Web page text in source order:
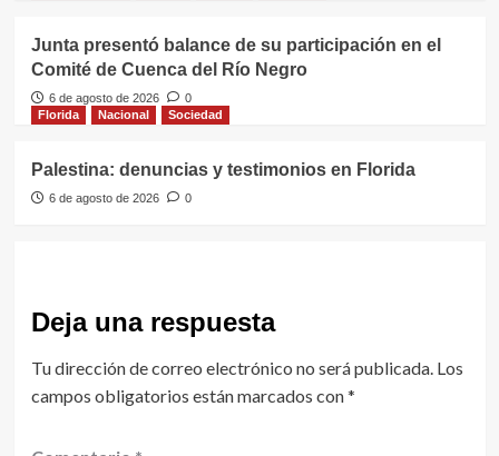
Junta presentó balance de su participación en el
Comité de Cuenca del Río Negro
6 de agosto de 2026
0
Florida
Nacional Sociedad
Palestina: denuncias y testimonios en Florida
6 de agosto de 2026 0
Deja una respuesta
Tu dirección de correo electrónico no será publicada. Los
campos obligatorios están marcados con*